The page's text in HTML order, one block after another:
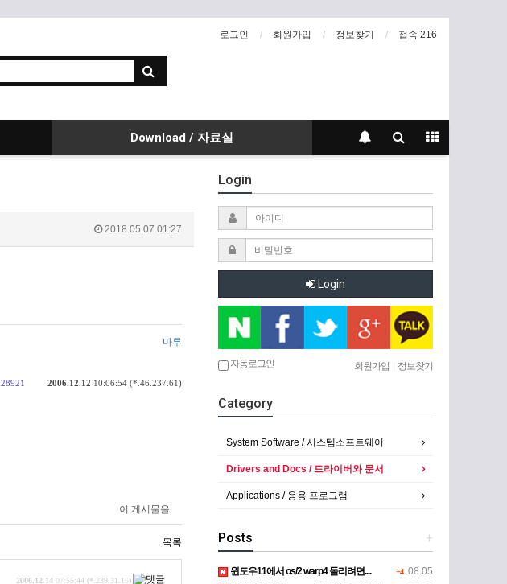
로그인 회원가입 정보찾기 접속 216
Download / 자료실
2018.05.07 01:27
마루
2006.12.12 10:06:54 (*.46.237.61)
28921
이 게시물을
목록
2006.12.1407:55:44 (*.239.31.15)
Login
Login
자동로그인 회원가입 | 정보찾기
Category
System Software / 시스템소프트웨어
Drivers and Docs / 드라이버와 문서
Applications / 응용 프로그램
+
Posts
+4 08.05
윈도우11에서 os/2 warp4 돌리려면....